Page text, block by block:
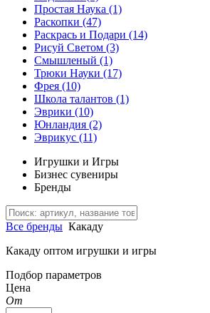
Простая Наука (1)
Раскопки (47)
Раскрась и Подари (14)
Рисуй Светом (3)
Смышленый (1)
Трюки Науки (17)
Фрея (10)
Школа талантов (1)
Эврики (10)
Юнландия (2)
Эврикус (11)
Игрушки и Игры
Бизнес сувениры
Бренды
Все бренды Какаду
Какаду оптом игрушки и игры
Подбор параметров
Цена
От